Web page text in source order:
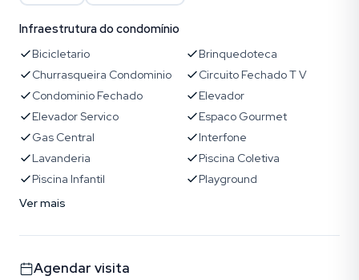
Infraestrutura do condomínio
Bicicletario
Brinquedoteca
Churrasqueira Condominio
Circuito Fechado T V
Condominio Fechado
Elevador
Elevador Servico
Espaco Gourmet
Gas Central
Interfone
Lavanderia
Piscina Coletiva
Piscina Infantil
Playground
Ver mais
Agendar visita